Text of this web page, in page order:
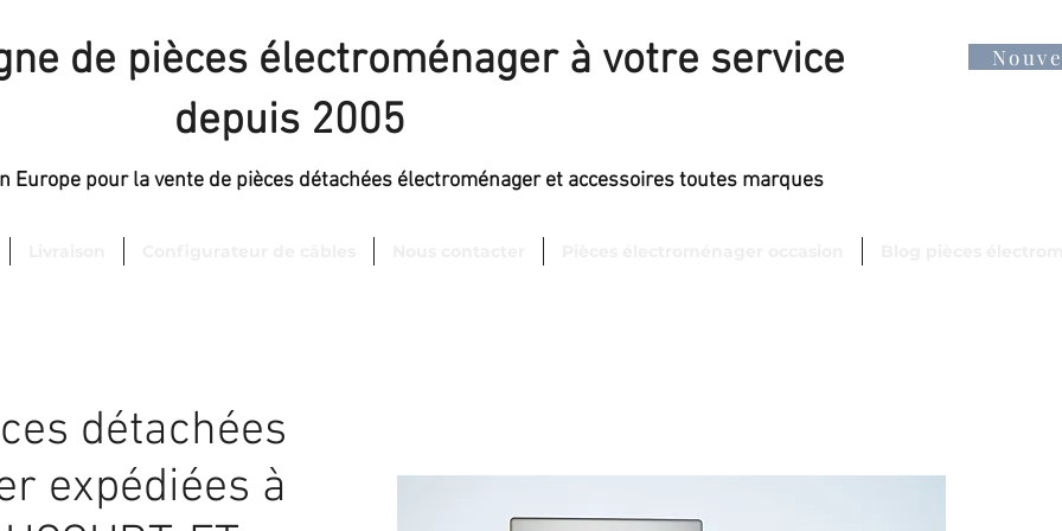
de pièces électroménager à votre service
depuis 2005
Europe pour la vente de pièces détachées électroménager et accessoires toutes marques
détachées
expédiées à